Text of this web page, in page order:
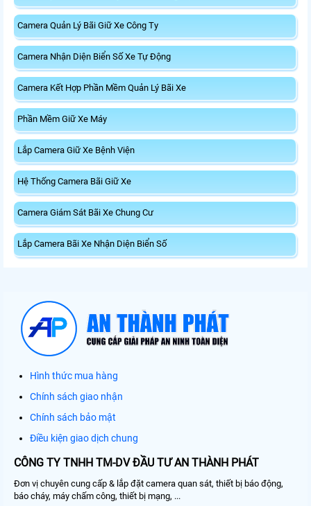
Camera Quản Lý Bãi Giữ Xe Công Ty
Camera Nhận Diện Biển Số Xe Tự Động
Camera Kết Hợp Phần Mềm Quản Lý Bãi Xe
Phần Mềm Giữ Xe Máy
Lắp Camera Giữ Xe Bệnh Viện
Hệ Thống Camera Bãi Giữ Xe
Camera Giám Sát Bãi Xe Chung Cư
Lắp Camera Bãi Xe Nhận Diện Biển Số
Hình thức mua hàng
Chính sách giao nhận
Chính sách bảo mật
Điều kiện giao dịch chung
CÔNG TY TNHH TM-DV ĐẦU TƯ AN THÀNH PHÁT
Đơn vị chuyên cung cấp & lắp đặt camera quan sát, thiết bị báo động,
báo cháy, máy chấm công, thiết bị mạng, ...